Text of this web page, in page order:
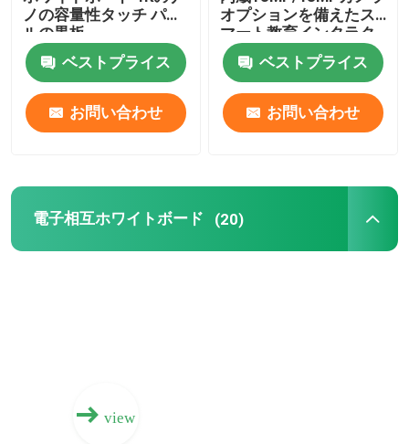
ノの容量性タッチ パネ
ルの黒板
ベストプライス
お問い合わせ
オプションを備えたス
マート教育インタラク
ティブタッチスクリー
ンデジタルサイネージ
ベストプライス
お問い合わせ
電子相互ホワイトボード (20)
view